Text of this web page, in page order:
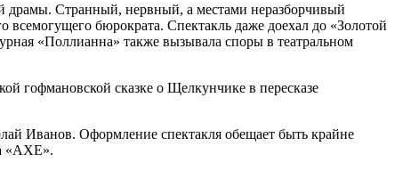
драмы. Странный, нервный, а местами неразборчивый
всемогущего бюрократа. Спектакль даже доехал до «Золотой
«Поллианна» также вызывала споры в театральном
гофмановской сказке о Щелкунчике в пересказе
Иванов. Оформление спектакля обещает быть крайне
«АХЕ».